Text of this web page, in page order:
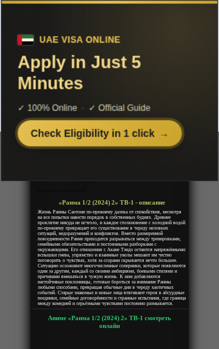
Чтобы не терять с нами связь,
подписывайся на наш
«Ранма 1/2 (2024) 2» ТВ-1
Добавленно: 27 января 2026 | Серии: [12 из 12]
Ranma ½ (2024) 2nd Season
Ranma ½ (2024) Season 2
2025
Жанр:Сенен, Приключения, Комедия,
«Ранма 1/2 (2024) 2» ТВ-1 - описание
Жизнь Ранмы Саотоме по-прежнему далека от спокойствия, несмотря
на все попытки навести порядок в собственных буднях. Древнее
проклятие никуда не исчезло, и каждое столкновение с холодной водой
по-прежнему превращает его существование в череду неловких
ситуаций, недоразумений и конфликтов. Вместо размеренной
повседневности Ранме приходится разрываться между тренировками,
семейными обязательствами и постоянными разборками с
окружающими. Его отношения с Акане Тэндо остаются напряжёнными:
вспышки гнева, упрямство и взаимные уколы мешают им честно
поговорить о чувствах, хотя за ссорами скрывается нечто большее.
Ситуацию осложняют многочисленные соперники, которые появляются
один за другим, каждый со своими амбициями, боевыми стилями и
причинами вмешаться в чужую жизнь. К ним добавляются
настойчивые поклонницы, готовые бороться за внимание Ранмы
любыми способами, превращая обычные дни в череду хаотичных
событий. Старые знакомые и новые лица втягивают героя в абсурдные
поединки, семейные договорённости и странные испытания, где граница
между комедией и серьёзными чувствами постоянно размывается.
Аниме «Ранма 1/2 (2024) 2» ТВ-1 смотреть
онлайн